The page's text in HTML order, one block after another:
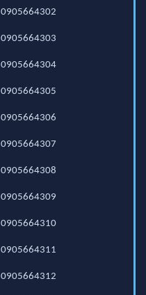
0905664302
0905664303
0905664304
0905664305
0905664306
0905664307
0905664308
0905664309
0905664310
0905664311
0905664312